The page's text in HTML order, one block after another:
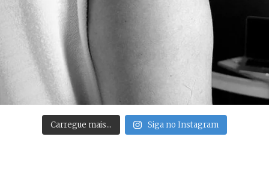
Carregue mais… Siga no Instagram